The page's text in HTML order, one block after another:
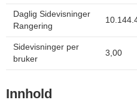
Daglig Sidevisninger
Rangering
Sidevisninger per
bruker
3,00
Innhold